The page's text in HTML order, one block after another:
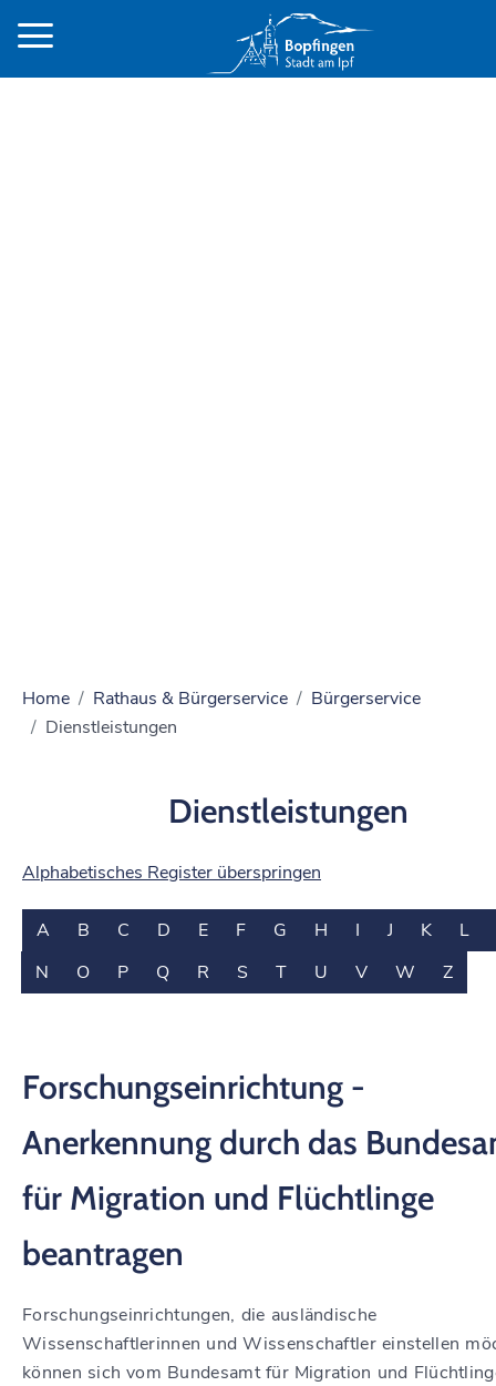
Home Rathaus & Bürgerservice
Bürgerservice
Dienstleistungen
Dienstleistungen
Alphabetisches Register überspringen
A B C D E F G H I J K
L
N
O P Q R S T U V W Z
Forschungseinrichtung -
Anerkennung durch das
für Migration und Flüchtlinge
beantragen
Forschungseinrichtungen, die ausländische
Wissenschaftlerinnen und Wissenschaftler einstellen
können sich vom Bundesamt für Migration und